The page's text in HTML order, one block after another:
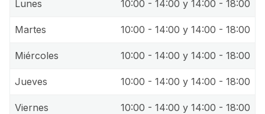
Lunes 10:00 - 14:00 y 14:00 - 18:00
Martes 10:00 - 14:00 y 14:00 - 18:00
Miércoles 10:00 - 14:00 y 14:00 - 18:00
Jueves 10:00 - 14:00 y 14:00 - 18:00
Viernes 10:00 - 14:00 y 14:00 - 18:00